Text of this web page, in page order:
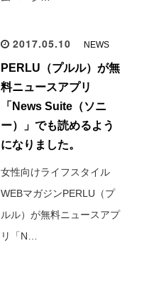
2017.05.10 NEWS
PERLU（プルル）が無
料ニュースアプリ
「News Suite（ソニ
ー）」でも読めるよう
になりました。
女性向けライフスタイル
WEBマガジンPERLU（プ
ルル）が無料ニュースアプ
リ「N…